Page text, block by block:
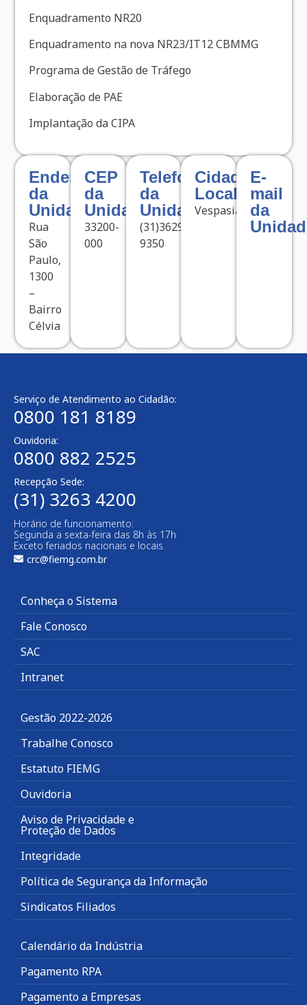
Enquadramento NR20
Enquadramento na nova NR23/IT12 CBMMG
Programa de Gestão de Tráfego
Elaboração de PAE
Implantação da CIPA
Endereço
da
Unidade
Rua
São
Paulo,
1300
–
Bairro
Célvia
CEP
da
Unidade
33200-
000
Telefone
da
Unidade
(31)3629-
9350
Cidade
Localizada
Vespasiano
E-
mail
da
Serviço de Atendimento ao Cidadão:
0800 181 8189
Ouvidoria:
0800 882 2525​
Recepção Sede:
(31) 3263 4200
Horário de funcionamento:
Segunda a sexta-feira das 8h às 17h
Exceto feriados nacionais e locais.
crc@fiemg.com.br
Conheça o Sistema
Fale Conosco
SAC
Intranet
Gestão 2022-2026
Trabalhe Conosco
Estatuto FIEMG
Ouvidoria
Aviso de Privacidade e
Proteção de Dados
Integridade
Política de Segurança da Informação
Sindicatos Filiados
Calendário da Indústria
Pagamento RPA
Pagamento a Empresas